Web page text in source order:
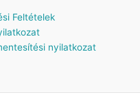
Feltételek
nyilatkozat